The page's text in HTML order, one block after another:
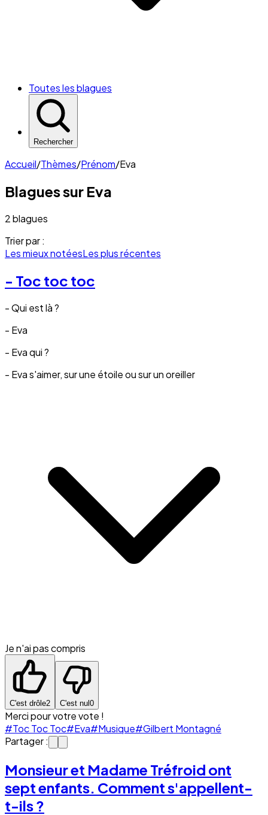
Toutes les blagues
Rechercher
Accueil/Thèmes/Prénom/Eva
Blagues sur Eva
2 blagues
Trier par :
Les mieux notéesLes plus récentes
- Toc toc toc
- Qui est là ?
- Eva
- Eva qui ?
- Eva s'aimer, sur une étoile ou sur un oreiller
Je n'ai pas compris
C'est drôle2 C'est nul0
Merci pour votre vote !
#Toc Toc Toc#Eva#Musique#Gilbert Montagné
Partager :
Monsieur et Madame Tréfroid ont
sept enfants. Comment s'appellent-
t-ils ?